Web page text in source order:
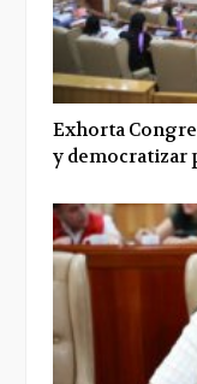
Exhorta
y democratizar